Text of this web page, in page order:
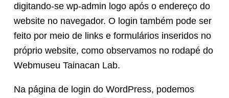
digitando-se wp-admin logo após o endereço do
website no navegador. O login também pode ser
feito por meio de links e formulários inseridos no
próprio website, como observamos no rodapé do
Webmuseu Tainacan Lab.
Na página de login do WordPress, podemos